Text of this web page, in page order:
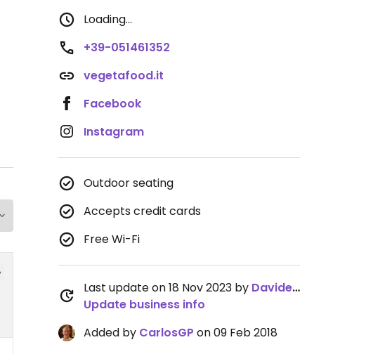
Loading...
+39-051461352
vegetafood.it
Facebook
Instagram
Outdoor seating
Accepts credit cards
Free Wi-Fi
Last update on 18 Nov 2023 by DavideCalzolari
Update business info
Added by CarlosGP on 09 Feb 2018